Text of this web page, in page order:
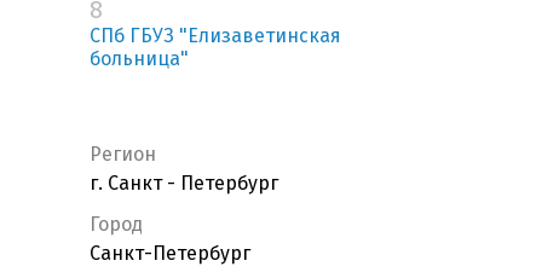
8
СПб ГБУЗ "Елизаветинская
больница"
Регион
г. Санкт - Петербург
Город
Санкт-Петербург